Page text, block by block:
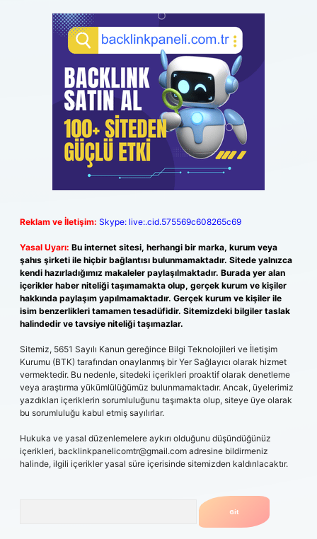
Reklam ve İletişim: Skype: live:.cid.575569c608265c69
Yasal Uyarı: Bu internet sitesi, herhangi bir marka, kurum veya
şahıs şirketi ile hiçbir bağlantısı bulunmamaktadır. Sitede yalnızca
kendi hazırladığımız makaleler paylaşılmaktadır. Burada yer alan
içerikler haber niteliği taşımamakta olup, gerçek kurum ve kişiler
hakkında paylaşım yapılmamaktadır. Gerçek kurum ve kişiler ile
isim benzerlikleri tamamen tesadüfidir. Sitemizdeki bilgiler taslak
halindedir ve tavsiye niteliği taşımazlar.
Sitemiz, 5651 Sayılı Kanun gereğince Bilgi Teknolojileri ve İletişim
Kurumu (BTK) tarafından onaylanmış bir Yer Sağlayıcı olarak hizmet
vermektedir. Bu nedenle, sitedeki içerikleri proaktif olarak denetleme
veya araştırma yükümlülüğümüz bulunmamaktadır. Ancak, üyelerimiz
yazdıkları içeriklerin sorumluluğunu taşımakta olup, siteye üye olarak
bu sorumluluğu kabul etmiş sayılırlar.
Hukuka ve yasal düzenlemelere aykırı olduğunu düşündüğünüz
içerikleri, backlinkpanelicomtr@gmail.com adresine bildirmeniz
halinde, ilgili içerikler yasal süre içerisinde sitemizden kaldırılacaktır.